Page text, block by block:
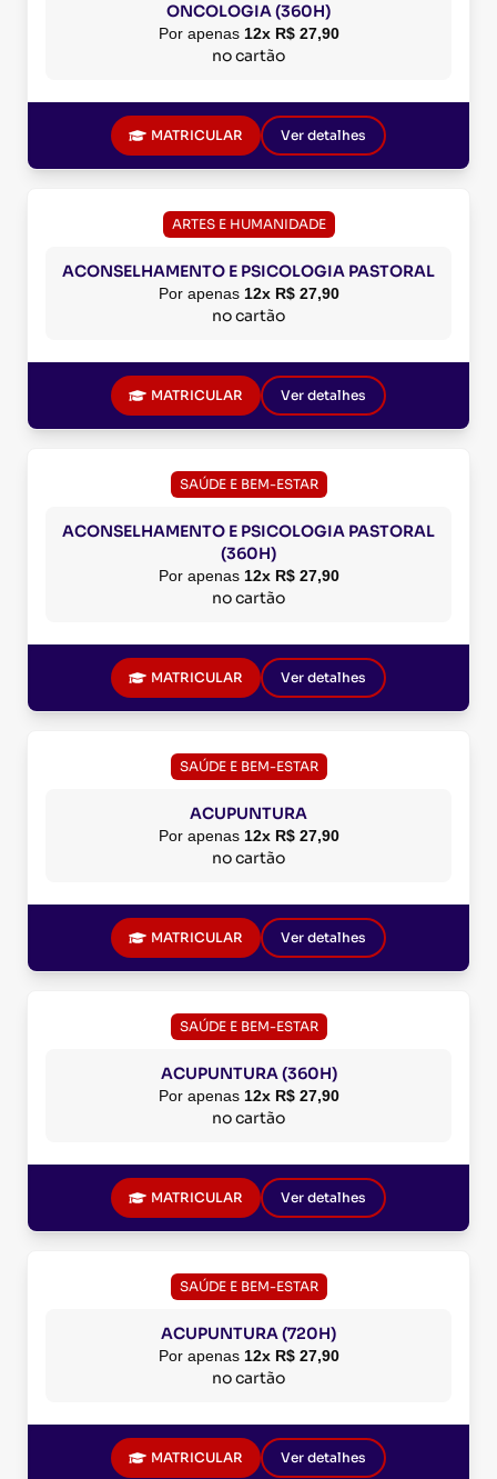
ONCOLOGIA (360H)
Por apenas 12x R$ 27,90
no cartão
MATRICULAR Ver detalhes
ARTES E HUMANIDADE
ACONSELHAMENTO E PSICOLOGIA PASTORAL
Por apenas 12x R$ 27,90
no cartão
MATRICULAR Ver detalhes
SAÚDE E BEM-ESTAR
ACONSELHAMENTO E PSICOLOGIA PASTORAL
(360H)
Por apenas 12x R$ 27,90
no cartão
MATRICULAR Ver detalhes
SAÚDE E BEM-ESTAR
ACUPUNTURA
Por apenas 12x R$ 27,90
no cartão
MATRICULAR Ver detalhes
SAÚDE E BEM-ESTAR
ACUPUNTURA (360H)
Por apenas 12x R$ 27,90
no cartão
MATRICULAR Ver detalhes
SAÚDE E BEM-ESTAR
ACUPUNTURA (720H)
Por apenas 12x R$ 27,90
no cartão
MATRICULAR Ver detalhes